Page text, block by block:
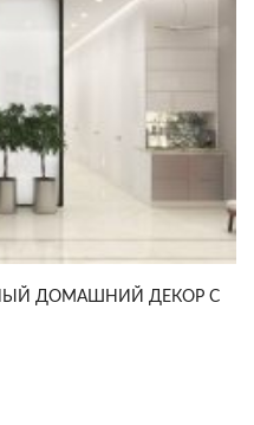
ДОМАШНИЙ ДЕКОР С